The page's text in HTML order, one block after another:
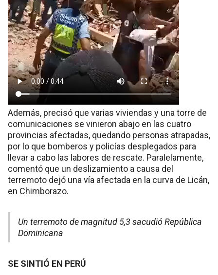
Además, precisó que varias viviendas y una torre de
comunicaciones se vinieron abajo en las cuatro
provincias afectadas, quedando personas atrapadas,
por lo que bomberos y policías desplegados para
llevar a cabo las labores de rescate. Paralelamente,
comentó que un deslizamiento a causa del
terremoto dejó una vía afectada en la curva de Licán,
en Chimborazo.
Un terremoto de magnitud 5,3 sacudió República
Dominicana
SE SINTIÓ EN PERÚ